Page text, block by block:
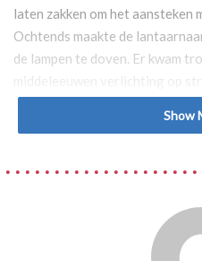
laten zakken om het aansteken
Ochtends maakte de
de lampen te doven. Er kwam
middeleeuwen verlichting op
een winddichte behuizing.
mensen zich in het donker niet
ook de slangenbrandspuit
droegen zijn naam en werden
Show